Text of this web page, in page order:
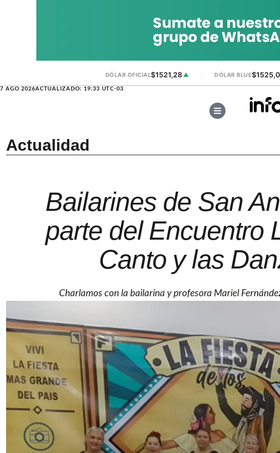
DÓLAR OFICIAL$1521,28 ▲ DÓLAR BLUE
7 AGO 2026ACTUALIZADO: 19:33 UTC-03
Actualidad
Bailarines de San
parte del Encuentro
Canto y las
Charlamos con la bailarina y profesora Mariel